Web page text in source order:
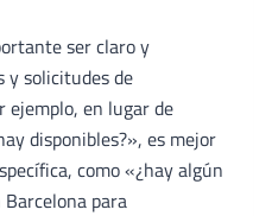
ser claro y
y solicitudes de
ejemplo, en lugar de
disponibles?», es mejor
como «¿hay algún
para